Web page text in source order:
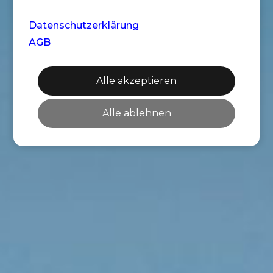
Datenschutzerklärung
AGB
Alle akzeptieren
Alle ablehnen